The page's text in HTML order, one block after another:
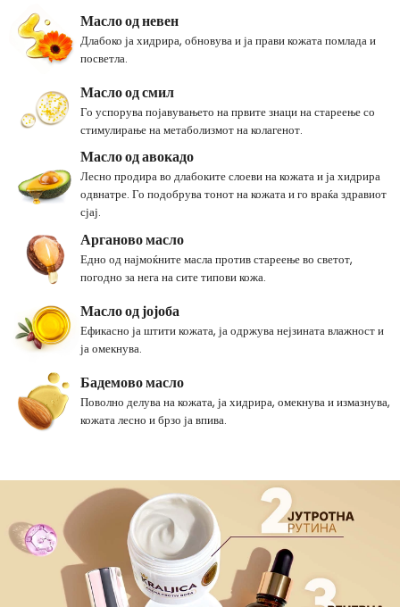
Масло од невен
Длабоко ја хидрира, обновува и ја прави кожата помлада и
посветла.
Масло од смил
Го успорува појавувањето на првите знаци на стареење со
стимулирање на метаболизмот на колагенот.
Масло од авокадо
Лесно продира во длабоките слоеви на кожата и ја хидрира
одвнатре. Го подобрува тонот на кожата и го враќа здравиот
сјај.
Арганово масло
Едно од најмоќните масла против стареење во светот,
погодно за нега на сите типови кожа.
Масло од јојоба
Ефикасно ја штити кожата, ја одржува нејзината влажност и
ја омекнува.
Бадемово масло
Поволно делува на кожата, ја хидрира, омекнува и измазнува,
кожата лесно и брзо ја впива.